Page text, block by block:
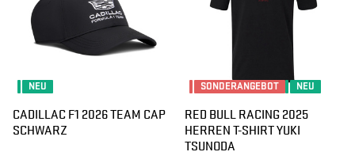
NEU
CADILLAC F1 2026 TEAM CAP
SCHWARZ
SONDERANGEBOT NEU
RED BULL RACING 2025
HERREN T-SHIRT YUKI
TSUNODA